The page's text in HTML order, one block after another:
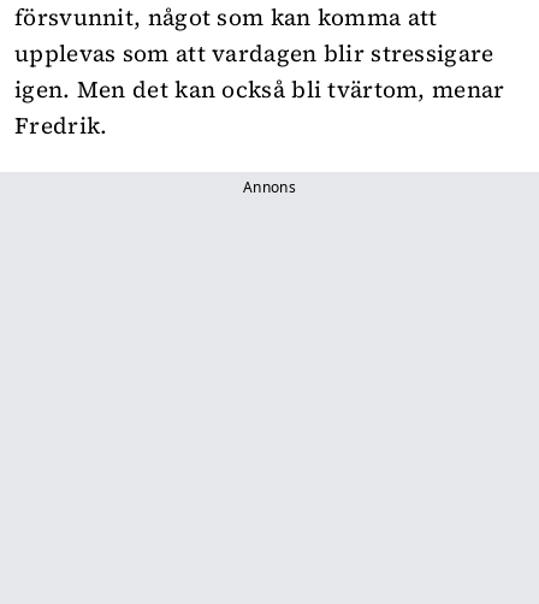
försvunnit, något som kan komma att
upplevas som att vardagen blir stressigare
igen. Men det kan också bli tvärtom, menar
Fredrik.
Annons